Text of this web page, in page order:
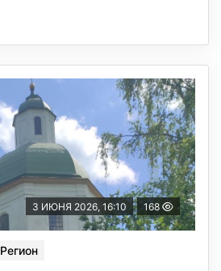
3 ИЮНЯ 2026, 16:10 168
Регион